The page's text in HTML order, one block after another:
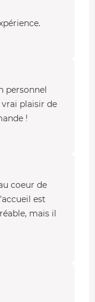
personnel
plaisir de
!
coeur de
est
mais il